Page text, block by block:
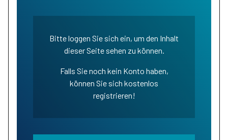
Bitte loggen Sie sich ein, um den Inhalt
dieser Seite sehen zu können.
Falls Sie noch kein Konto haben,
können Sie sich kostenlos
registrieren!